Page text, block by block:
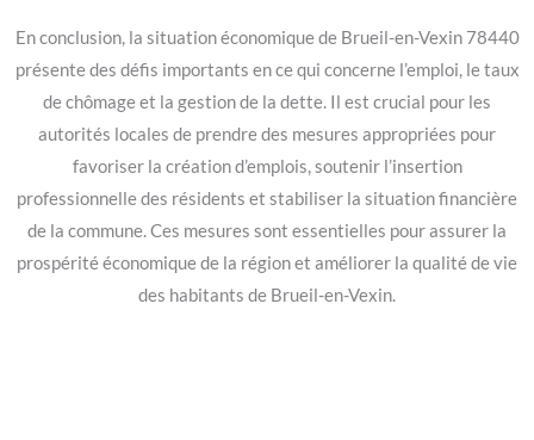
En conclusion, la situation économique de Brueil-en-Vexin 78440
présente des défis importants en ce qui concerne l’emploi, le taux
de chômage et la gestion de la dette. Il est crucial pour les
autorités locales de prendre des mesures appropriées pour
favoriser la création d’emplois, soutenir l’insertion
professionnelle des résidents et stabiliser la situation financière
de la commune. Ces mesures sont essentielles pour assurer la
prospérité économique de la région et améliorer la qualité de vie
des habitants de Brueil-en-Vexin.